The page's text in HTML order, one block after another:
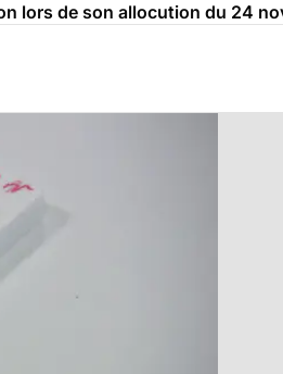
lors de son allocution du 24